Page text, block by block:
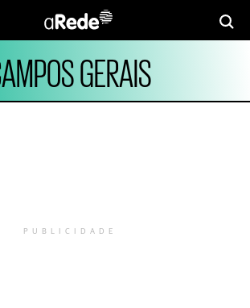
GERAIS
PUBLICIDADE